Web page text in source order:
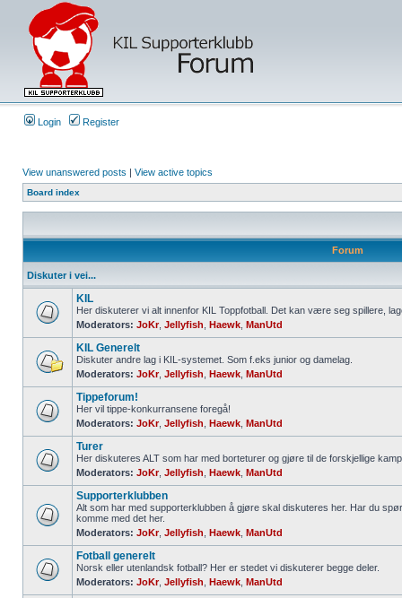
Login Register
View unanswered posts | View active topics
Board index
Forum
Diskuter i vei...
KIL
Her diskuterer vi alt innenfor KIL Toppfotball. Det kan være seg spillere,
Moderators: JoKr, Jellyfish Haewk ManUtd
KIL Generelt
Diskuter andre lag i KIL-systemet. Som f.eks junior og damelag.
Moderators: JoKr, Jellyfish Haewk ManUtd
Tippeforum!
Her vil tippe-konkurransene foregå!
Moderators: JoKr, Jellyfish Haewk ManUtd
Turer
Her diskuteres ALT som har med borteturer og gjøre til de forskjellige
Moderators: JoKr, Jellyfish Haewk ManUtd
Supporterklubben
Alt som har med supporterklubben å gjøre skal diskuteres her. Har du
komme med det her.
Moderators: JoKr, Jellyfish Haewk ManUtd
Fotball generelt
Norsk eller utenlandsk fotball? Her er stedet vi diskuterer begge deler.
Moderators: JoKr, Jellyfish Haewk ManUtd